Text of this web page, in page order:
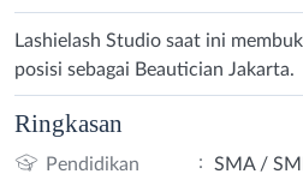
Lashielash Studio saat ini
posisi sebagai Beautician Jakarta.
Ringkasan
Pendidikan :
SMA /